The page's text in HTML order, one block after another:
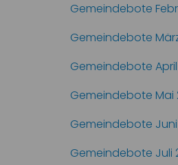
Gemeindebote
Gemeindebote
Gemeindebote April
Gemeindebote Mai
Gemeindebote Juni
Gemeindebote Juli